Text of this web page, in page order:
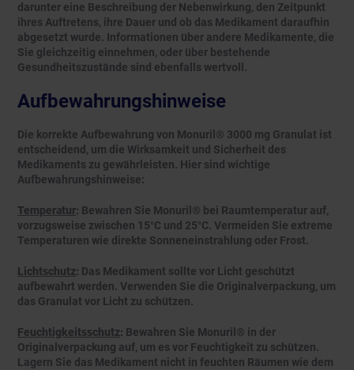
darunter eine Beschreibung der Nebenwirkung, den Zeitpunkt
ihres Auftretens, ihre Dauer und ob das Medikament daraufhin
abgesetzt wurde. Informationen über andere Medikamente, die
Sie gleichzeitig einnehmen, oder über bestehende
Gesundheitszustände sind ebenfalls wertvoll.
Aufbewahrungshinweise
Die korrekte Aufbewahrung von Monuril® 3000 mg Granulat ist
entscheidend, um die Wirksamkeit und Sicherheit des
Medikaments zu gewährleisten. Hier sind wichtige
Aufbewahrungshinweise:
Temperatur: Bewahren Sie Monuril® bei Raumtemperatur auf,
vorzugsweise zwischen 15°C und 25°C. Vermeiden Sie extreme
Temperaturen wie direkte Sonneneinstrahlung oder Frost.
Lichtschutz: Das Medikament sollte vor Licht geschützt
aufbewahrt werden. Verwenden Sie die Originalverpackung, um
das Granulat vor Licht zu schützen.
Feuchtigkeitsschutz: Bewahren Sie Monuril® in der
Originalverpackung auf, um es vor Feuchtigkeit zu schützen.
Lagern Sie das Medikament nicht in feuchten Räumen wie dem